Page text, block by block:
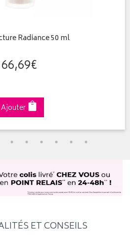
Radiance 50 ml
66,69€
Ajouter
ET CONSEILS